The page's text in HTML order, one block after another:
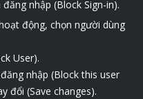
nhập (Block Sign-in).
động, chọn người dùng
User).
nhập (Block this user
đổi (Save changes).